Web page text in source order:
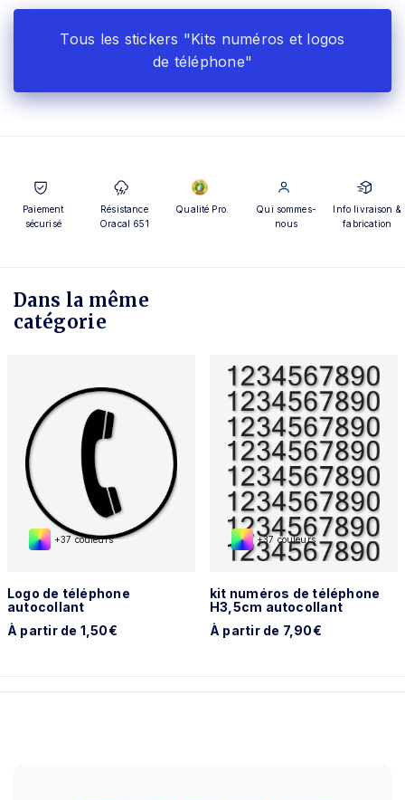
Tous les stickers "Kits numéros et logos
de téléphone"
Paiement
sécurisé
Résistance
Oracal 651
Qualité Pro.
Qui sommes-
nous
Info livraison &
fabrication
Dans la même
catégorie
+37 couleurs
Logo de téléphone
autocollant
À partir de 1,50€
+37 couleurs
kit numéros de téléphone
H3,5cm autocollant
À partir de 7,90€